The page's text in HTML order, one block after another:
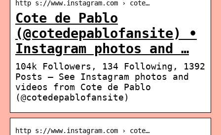
http s://www.instagram.com › cote…
Cote de Pablo
(@cotedepablofansite) •
Instagram photos and …
104k Followers, 134 Following, 1392
Posts – See Instagram photos and
videos from Cote de Pablo
(@cotedepablofansite)
http s://www.instagram.com › cote…